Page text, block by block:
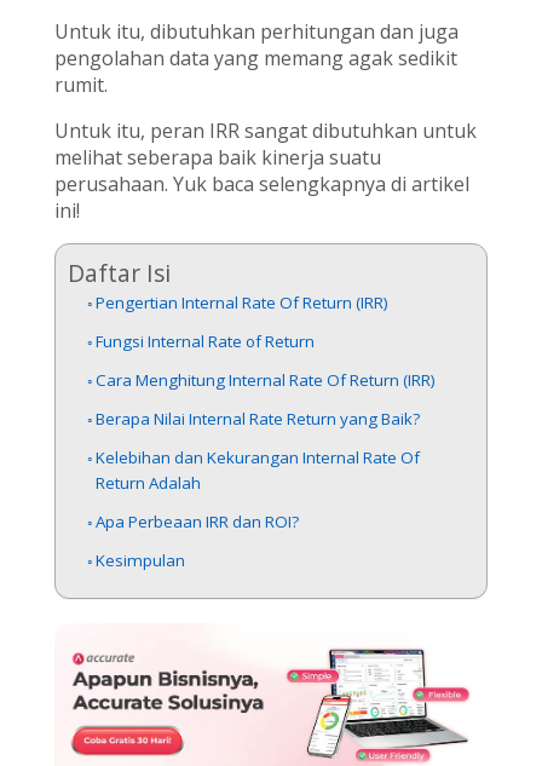
Untuk itu, dibutuhkan perhitungan dan juga
pengolahan data yang memang agak sedikit
rumit.
Untuk itu, peran IRR sangat dibutuhkan untuk
melihat seberapa baik kinerja suatu
perusahaan. Yuk baca selengkapnya di artikel
ini!
Daftar Isi
Pengertian Internal Rate Of Return (IRR)
Fungsi Internal Rate of Return
Cara Menghitung Internal Rate Of Return (IRR)
Berapa Nilai Internal Rate Return yang Baik?
Kelebihan dan Kekurangan Internal Rate Of
Return Adalah
Apa Perbeaan IRR dan ROI?
Kesimpulan